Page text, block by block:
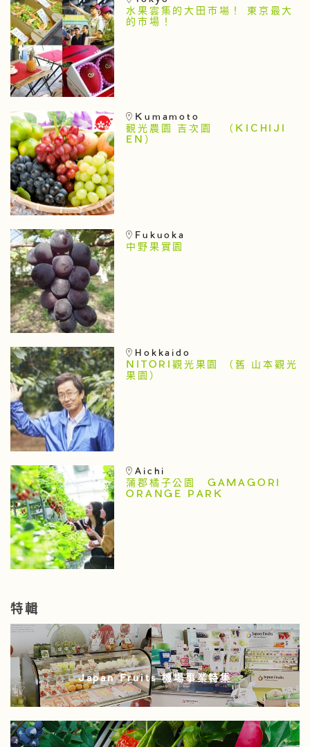
水果雲集的大田市場！ 東京最大
的市場！
Kumamoto
観光農園 吉次園 （KICHIJI
EN）
Fukuoka
中野果實園
Hokkaido
NITORI觀光果園 （舊 山本觀光
果園）
Aichi
蒲郡橘子公園 GAMAGORI
ORANGE PARK
特輯
Japan Fruits 機場事業特集